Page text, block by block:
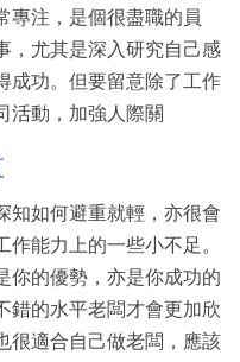
專注，是個很盡職的員
，尤其是深入研究自己感
成功。但要留意除了工作
活動，加強人際關
知如何避重就輕，亦很會
能力上的一些小不足。
你的優勢，亦是你成功的
錯的水平老闆才會更加欣
很適合自己做老闆，應該